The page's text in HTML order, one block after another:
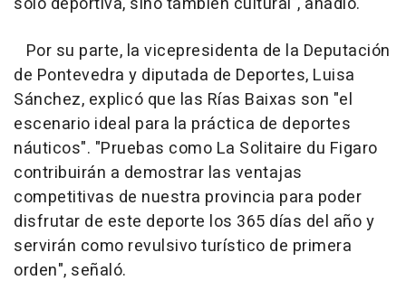
Por su parte, la vicepresidenta de la Deputación
de Pontevedra y diputada de Deportes, Luisa
Sánchez, explicó que las Rías Baixas son "el
escenario ideal para la práctica de deportes
náuticos". "Pruebas como La Solitaire du Figaro
contribuirán a demostrar las ventajas
competitivas de nuestra provincia para poder
disfrutar de este deporte los 365 días del año y
servirán como revulsivo turístico de primera
orden", señaló.